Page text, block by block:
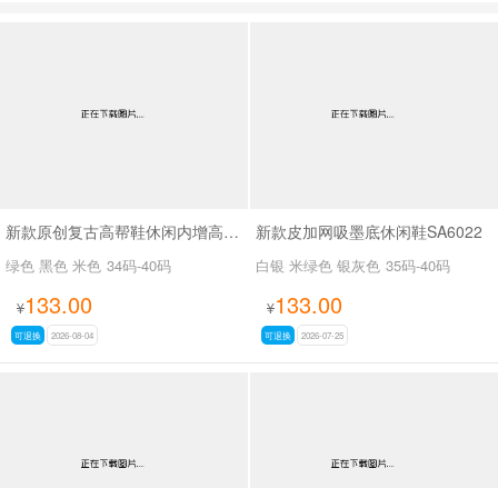
新款原创复古高帮鞋休闲内增高运动板鞋SA2673
绿色 黑色 米色 34码-40码
¥133.00
可退换 2026-08-04
新款皮加网吸墨底休闲鞋SA6022
白银 米绿色 银灰色 35码-40码
¥133.00
可退换 2026-07-25